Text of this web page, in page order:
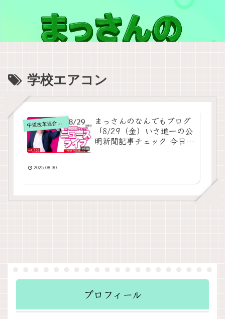
学校エアコン
中道改革連合の動画をテキスト要約
まっさんのなんでもブログ
「8/29（金）いさ進一の公
明新聞記事チェック 今日の
2025.08.30
プロフィール